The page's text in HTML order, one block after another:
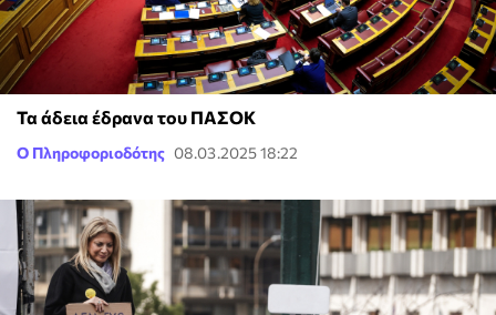
Τα άδεια έδρανα του ΠΑΣΟΚ
Ο Πληροφοριοδότης 08.03.2025 18:22